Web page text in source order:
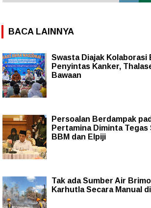
BACA LAINNYA
Swasta Diajak Kolaborasi
Penyintas Kanker,
Bawaan
Persoalan Berdampak
Pertamina Diminta
BBM dan Elpiji
Tak ada Sumber Air
Karhutla Secara Manual